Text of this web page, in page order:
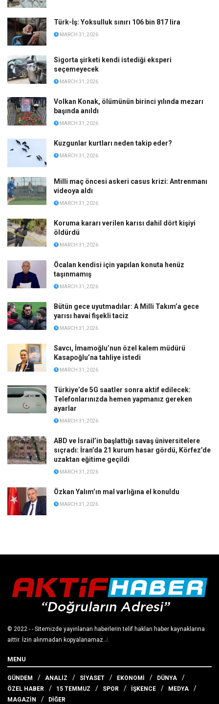
Türk-İş: Yoksulluk sınırı 106 bin 817 lira
MARCH 31, 2026
Sigorta şirketi kendi istediği eksperi
seçemeyecek
MARCH 31, 2026
Volkan Konak, ölümünün birinci yılında mezarı
başında anıldı
MARCH 31, 2026
Kuzgunlar kurtları neden takip eder?
MARCH 31, 2026
Milli maç öncesi askeri casus krizi: Antrenmanı
videoya aldı
MARCH 31, 2026
Koruma kararı verilen karısı dahil dört kişiyi
öldürdü
MARCH 31, 2026
Öcalan kendisi için yapılan konuta henüz
taşınmamış
MARCH 31, 2026
Bütün gece uyutmadılar: A Milli Takım’a gece
yarısı havai fişekli taciz
MARCH 31, 2026
Savcı, İmamoğlu’nun özel kalem müdürü
Kasapoğlu’na tahliye istedi
MARCH 31, 2026
Türkiye’de 5G saatler sonra aktif edilecek:
Telefonlarınızda hemen yapmanız gereken
ayarlar
MARCH 31, 2026
ABD ve İsrail’in başlattığı savaş üniversitelere
sıçradı: İran’da 21 kurum hasar gördü, Körfez’de
uzaktan eğitime geçildi
MARCH 31, 2026
Özkan Yalım’ın mal varlığına el konuldu
MARCH 31, 2026
© 2022 - - Sitemizde yayınlanan haberlerin telif hakları haber kaynaklarına
aittir. İzin alınmadan kopyalanamaz.J.
MENU
GÜNDEM ANALİZ SİYASET EKONOMİ
DÜNYA
ÖZEL HABER
15 TEMMUZ SPOR İŞKENCE
MEDYA
MAGAZİN
DİĞER